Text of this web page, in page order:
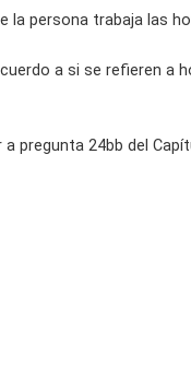
la persona trabaja las
a si se refieren a
pregunta 24bb del